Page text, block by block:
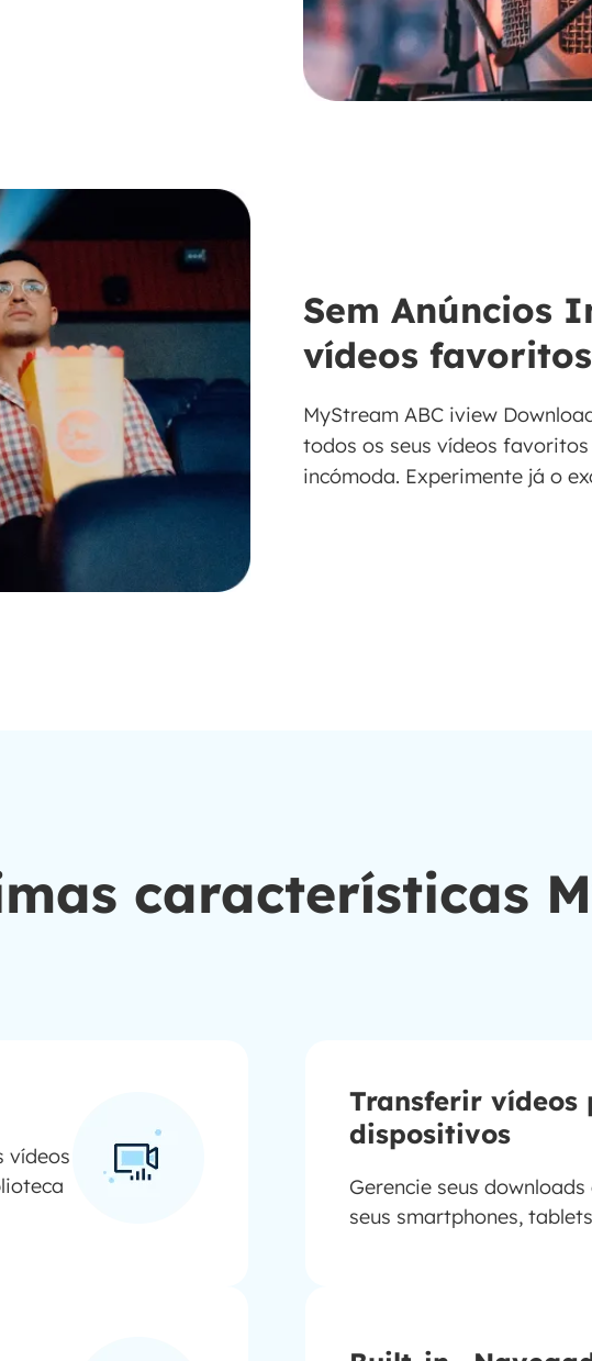
Sem Anúncios
vídeos favoritos
MyStream ABC iview
todos os seus vídeos
incómoda. Experimente já o
características
vídeos
Transferir vídeos
dispositivos
Gerencie seus
seus smartphones,